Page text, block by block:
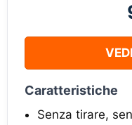
Caratteristiche
Senza tirare,